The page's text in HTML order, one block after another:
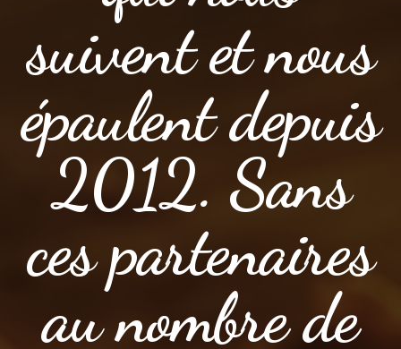
suivent et nous
épaulent depuis
2012. Sans
ces partenaires
au nombre de